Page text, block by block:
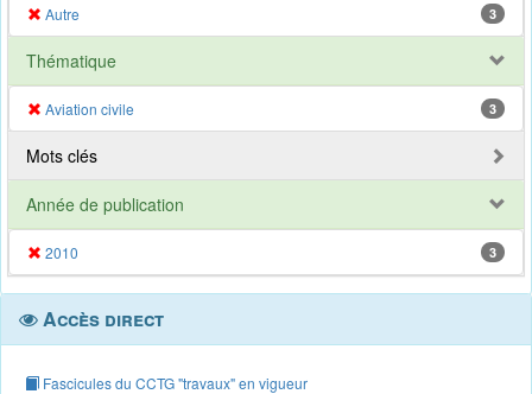
Autre 3
Thématique
Aviation civile 3
Mots clés
Année de publication
2010 3
Accès direct
Fascicules du CCTG "travaux" en vigueur